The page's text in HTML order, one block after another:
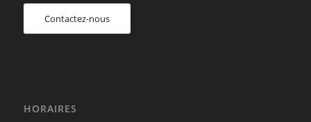
Contactez-nous
HORAIRES